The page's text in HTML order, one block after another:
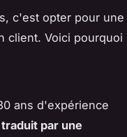
c'est opter pour une
client. Voici pourquoi
ans d'expérience
par une